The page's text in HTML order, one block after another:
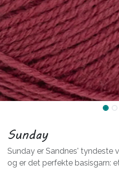
Sunday
Sunday er Sandnes' tyndeste
og er det perfekte basisgarn: